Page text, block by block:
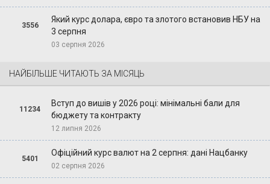
3556
Який курс долара, євро та злотого встановив НБУ на
3 серпня
03 серпня 2026
НАЙБІЛЬШЕ ЧИТАЮТЬ ЗА МІСЯЦЬ
11234
Вступ до вишів у 2026 році: мінімальні бали для
бюджету та контракту
12 липня 2026
5401
Офіційний курс валют на 2 серпня: дані Нацбанку
02 серпня 2026